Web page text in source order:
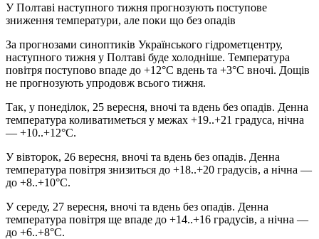
У Полтаві наступного тижня прогнозують поступове
зниження температури, але поки що без опадів
За прогнозами синоптиків Українського гідрометцентру,
наступного тижня у Полтаві буде холодніше. Температура
повітря поступово впаде до +12°С вдень та +3°С вночі. Дощів
не прогнозують упродовж всього тижня.
Так, у понеділок, 25 вересня, вночі та вдень без опадів. Денна
температура коливатиметься у межах +19..+21 градуса, нічна
— +10..+12°С.
У вівторок, 26 вересня, вночі та вдень без опадів. Денна
температура повітря знизиться до +18..+20 градусів, а нічна —
до +8..+10°С.
У середу, 27 вересня, вночі та вдень без опадів. Денна
температура повітря ще впаде до +14..+16 градусів, а нічна —
до +6..+8°С.